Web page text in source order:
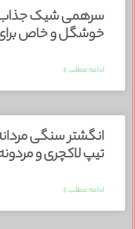
خوشگل و خاص
ادامه مطلب »
تیپ لاکچری و
ادامه مطلب »